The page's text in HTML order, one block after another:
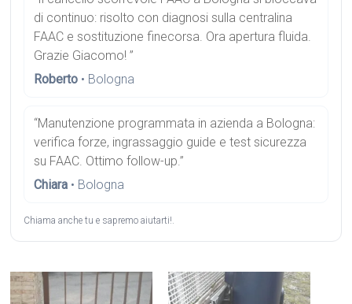
di continuo: risolto con diagnosi sulla centralina
FAAC e sostituzione finecorsa. Ora apertura fluida.
Grazie Giacomo! ”
Roberto • Bologna
“Manutenzione programmata in azienda a Bologna:
verifica forze, ingrassaggio guide e test sicurezza
su FAAC. Ottimo follow-up.”
Chiara • Bologna
Chiama anche tu e sapremo aiutarti!.